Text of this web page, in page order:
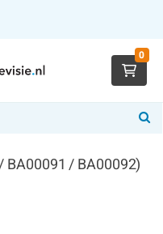
0
BA00091 / BA00092)